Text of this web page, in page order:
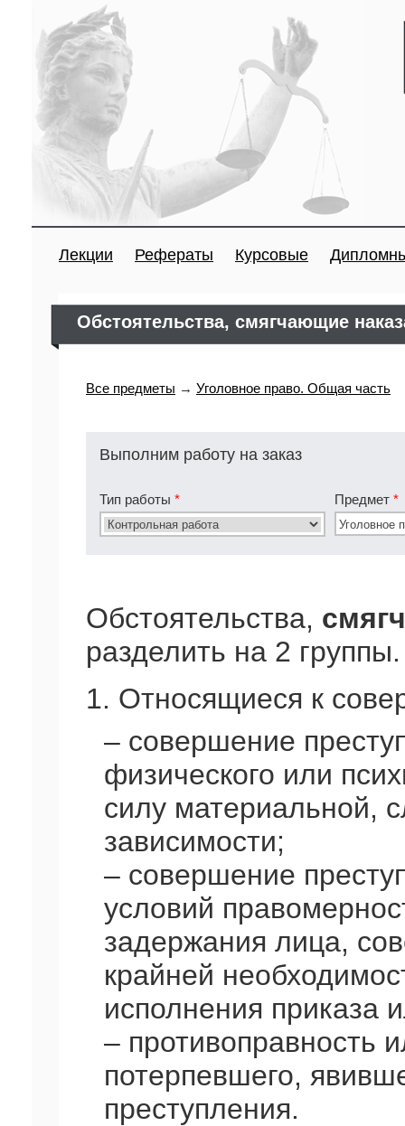
Лекции Рефераты Курсовые
Обстоятельства, смягчающие
Все предметы → Уголовное право. Общая часть
Выполним работу на заказ
Тип работы * Предмет *
Обстоятельства,
разделить на 2 группы.
1. Относящиеся к
– совершение
физического или
силу материальной,
зависимости;
– совершение
условий
задержания лица,
крайней
исполнения приказа
– противоправность
потерпевшего,
преступления.